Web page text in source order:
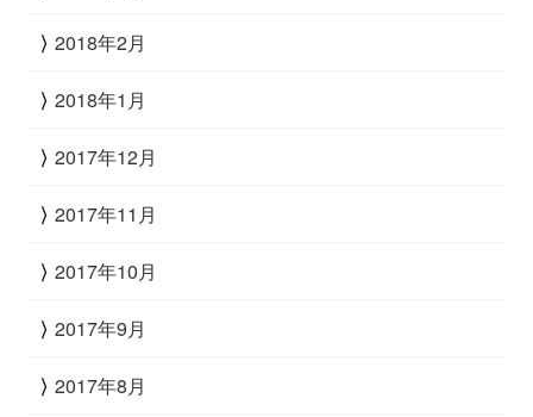
2018年2月
2018年1月
2017年12月
2017年11月
2017年10月
2017年9月
2017年8月